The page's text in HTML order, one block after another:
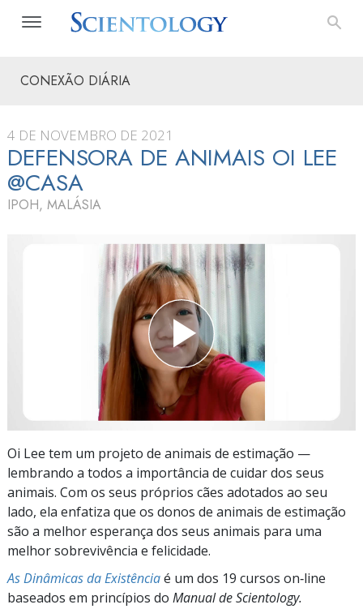
CONEXÃO DIÁRIA
4 DE NOVEMBRO DE 2021
DEFENSORA DE ANIMAIS OI LEE
@CASA
IPOH, MALÁSIA
Oi Lee tem um projeto de animais de estimação —
lembrando a todos a importância de cuidar dos seus
animais. Com os seus próprios cães adotados ao seu
lado, ela enfatiza que os donos de animais de estimação
são a melhor esperança dos seus animais para uma
melhor sobrevivência e felicidade.
As Dinâmicas da Existênciaé um dos 19 cursos on‑line
baseados em princípios do Manual de Scientology.